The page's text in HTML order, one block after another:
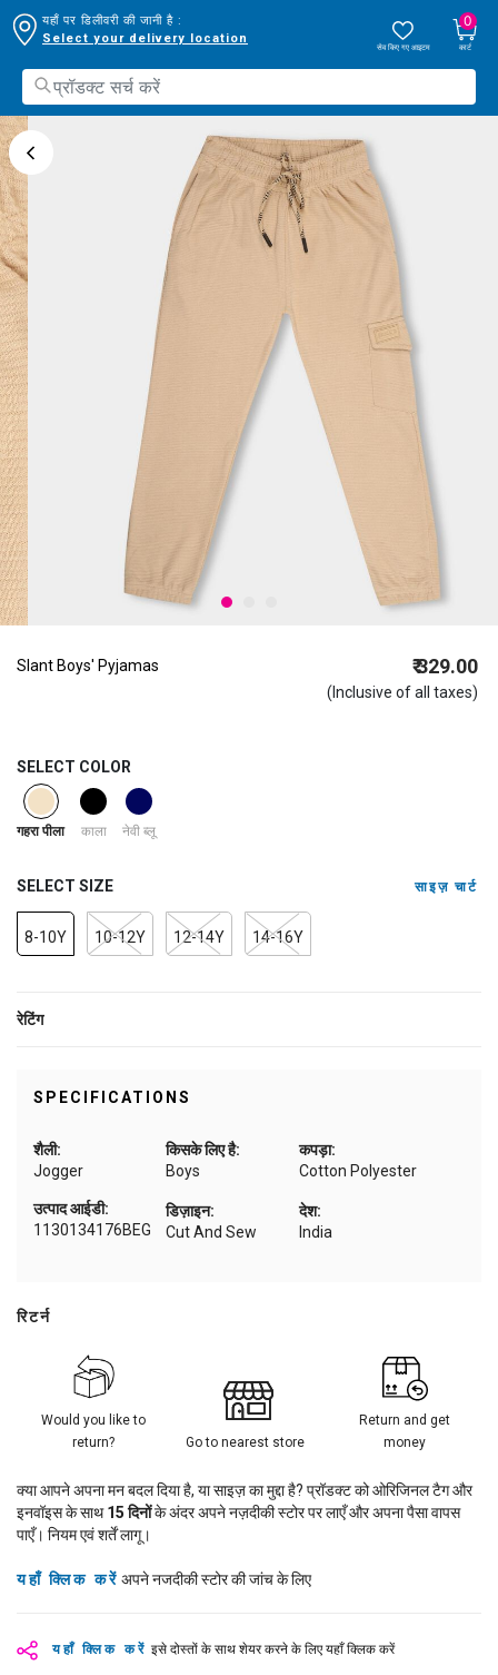
यहाँ पर डिलीवरी की जानी है :
Select your delivery location
सेव किए गए आइटम
0
कार्ट
Slant Boys' Pyjamas ₹ 329.00
(Inclusive of all taxes)
SELECT COLOR
selected
गहरा पीला काला नेवी ब्लू
SELECT SIZE साइज़ चार्ट
8-10Y 10-12Y 12-14Y 14-16Y
रेटिंग
SPECIFICATIONS
शैली:
Jogger
किसके लिए है:
Boys
कपड़ा:
Cotton Polyester
डिज़ाइन:
Cut And Sew
देश:
India
उत्पाद आईडी:
1130134176BEG
यहाँ क्लिक करें इसे दोस्तों के साथ शेयर करने के लिए यहाँ क्लिक करें
रिटर्न
Would you like to
return?
Go to nearest store
Return and get
money
क्या आपने अपना मन बदल दिया है, या साइज़ का मुद्दा है? प्रॉडक्ट को ओरिजिनल टैग और
इनवॉइस के साथ15 दिनोंके अंदर अपने नज़दीकी स्टोर पर लाएँ और अपना पैसा वापस
पाएँ। नियम एवं शर्तें लागू।
यहाँ क्लिक करें अपने नजदीकी स्टोर की जांच के लिए